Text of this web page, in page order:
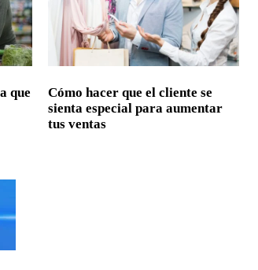
que
Cómo hacer que el cliente se
sienta especial para aumentar
tus ventas